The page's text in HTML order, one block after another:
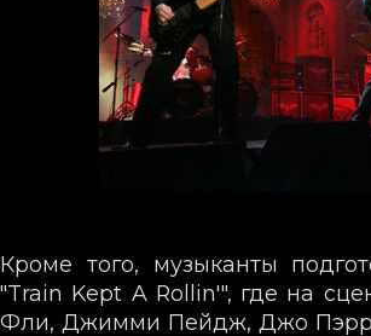
Кроме того, музыканты
"Train Kept A Rollin'", где на
Фли, Джимми Пейдж, Джо